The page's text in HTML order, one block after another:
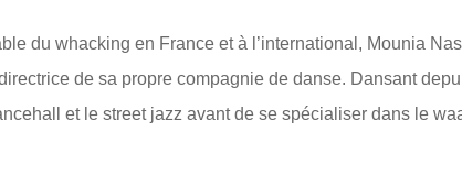
du whacking en France et à l’international, Mounia
de sa propre compagnie de danse. Dansant
et le street jazz avant de se spécialiser dans le